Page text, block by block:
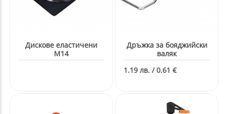
Дискове еластичени
М14
Дръжка за бояджийски
валяк
1.19 лв. / 0.61 €